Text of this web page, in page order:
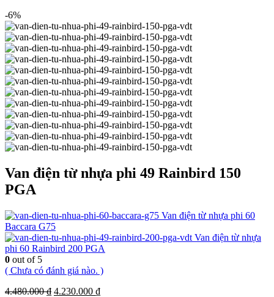
-6%
Van điện từ nhựa phi 49 Rainbird 150
PGA
Van điện từ nhựa phi 60
Baccara G75
Van điện từ nhựa
phi 60 Rainbird 200 PGA
0 out of 5
( Chưa có đánh giá nào. )
4.480.000₫ Giá
4.230.000 ₫Giá